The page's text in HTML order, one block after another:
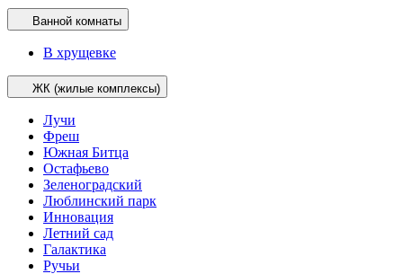
Ванной комнаты
В хрущевке
ЖК (жилые комплексы)
Лучи
Фреш
Южная Битца
Остафьево
Зеленоградский
Люблинский парк
Инновация
Летний сад
Галактика
Ручьи